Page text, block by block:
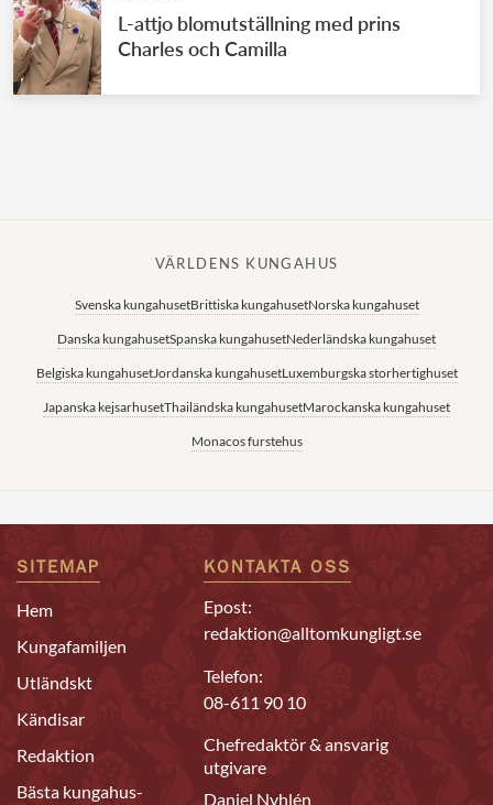
L-attjo blomutställning med prins
Charles och Camilla
VÄRLDENS KUNGAHUS
Svenska kungahusetBrittiska kungahusetNorska kungahuset
Danska kungahusetSpanska kungahusetNederländska kungahuset
Belgiska kungahusetJordanska kungahusetLuxemburgska storhertighuset
Japanska kejsarhusetThailändska kungahusetMarockanska kungahuset
Monacos furstehus
SITEMAP
Hem
Kungafamiljen
Utländskt
Kändisar
Redaktion
Bästa kungahus-
KONTAKTA OSS
Epost:
redaktion@alltomkungligt.se
Telefon:
08-611 90 10
Chefredaktör & ansvarig
utgivare
Daniel Nyhlén